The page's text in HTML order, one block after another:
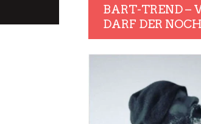
BART-TREND –
DARF DER